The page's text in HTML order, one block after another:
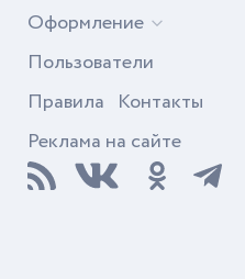
Оформление
Пользователи
Правила Контакты
Реклама на сайте